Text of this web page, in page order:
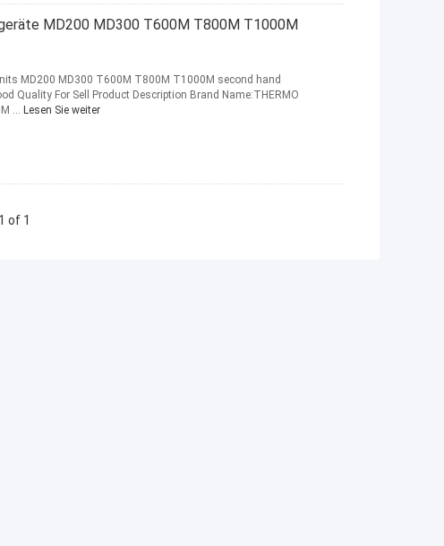
MD200 MD300 T600M T800M T1000M
MD200 MD300 T600M T800M T1000M second hand
Quality For Sell Product Description Brand Name:THERMO
... Lesen Sie weiter
of 1